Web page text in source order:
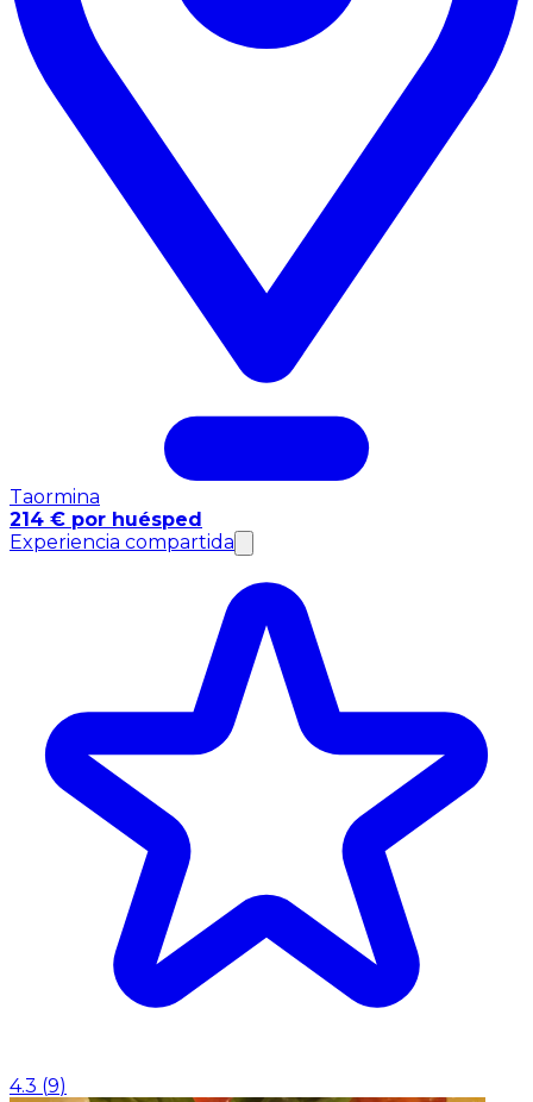
Taormina
214 € por huésped
Experiencia compartida
4.3 (9)